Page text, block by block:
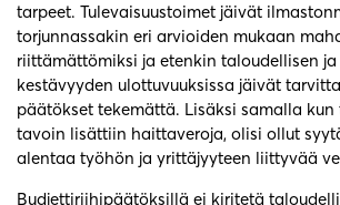
tarpeet. Tulevaisuustoimet jäivät
torjunnassakin eri arvioiden mukaan
riittämättömiksi ja etenkin taloudellisen ja
kestävyyden ulottuvuuksissa jäivät
päätökset tekemättä. Lisäksi samalla kun
tavoin lisättiin haittaveroja, olisi ollut
alentaa työhön ja yrittäjyyteen liittyvää
Budjettiriihipäätöksillä ei kiritetä